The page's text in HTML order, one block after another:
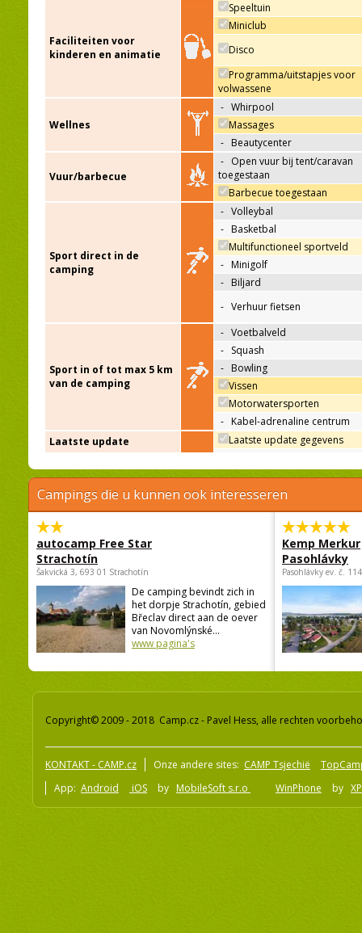
Faciliteiten voor
kinderen en animatie
Speeltuin
Miniclub
Disco
Programma/uitstapjes voor
volwassene
Wellnes
- Whirpool
Massages
- Beautycenter
Vuur/barbecue
- Open vuur bij tent/caravan
toegestaan
Barbecue toegestaan
Sport direct in de
camping
- Volleybal
- Basketbal
Multifunctioneel sportveld
- Minigolf
- Biljard
- Verhuur fietsen
Sport in of tot max 5 km
van de camping
- Voetbalveld
- Squash
- Bowling
Vissen
Motorwatersporten
- Kabel-adrenaline centrum
Laatste update
Laatste update gegevens
Campings die u kunnen ook interesseren
autocamp Free Star
Strachotín
Šakvická 3, 693 01 Strachotín
De camping bevindt zich in
het dorpje Strachotín, gebied
Břeclav direct aan de oever
van Novomlýnské...
www pagina's
Kemp Merkur
Pasohlávky
Pasohlávky ev. č.
Copyright© 2009 - 2018 Camp.cz - Pavel Hess, alle rechten
KONTAKT - CAMP.cz Onze andere sites: CAMP Tsjechië
App: Android iOS by MobileSoft s.r.o WinPhone by